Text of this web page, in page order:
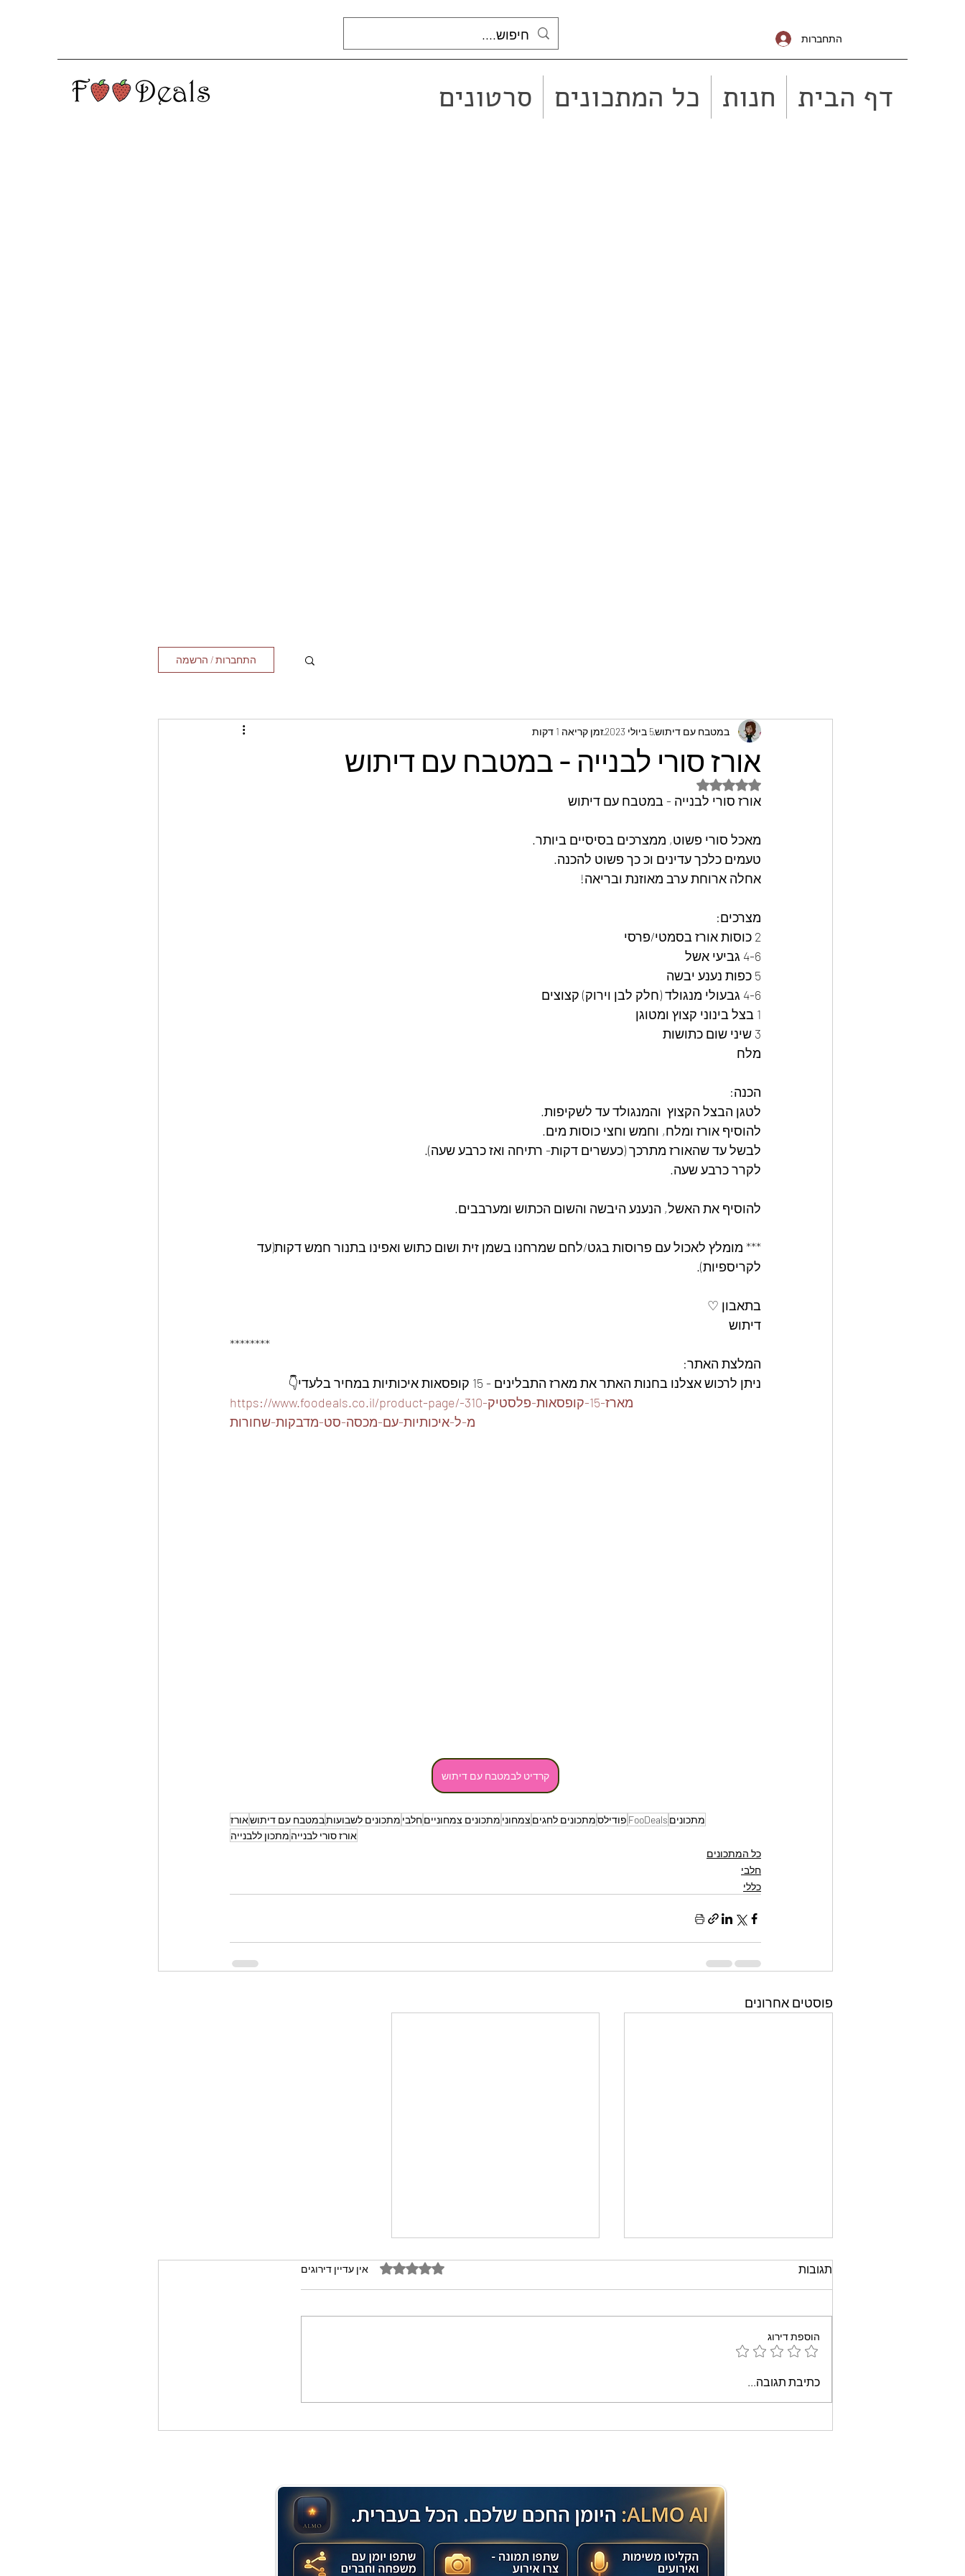
התחברות
דף הבית חנות כל המתכונים סרטונים
התחברות / הרשמה
אורז סורי לבנייה - במטבח עם דיתוש
במטבח עם דיתוש5 ביולי 2023 זמן קריאה 1 דקות
דירוג של NaN מתוך 5 כוכבים
אורז סורי לבנייה - במטבח עם דיתוש
מאכל סורי פשוט, ממצרכים בסיסיים ביותר.
טעמים כלכך עדינים וכ כך פשוט להכנה.
אחלה ארוחת ערב מאוזנת ובריאה!
מצרכים:
2 כוסות אורז בסמטי/פרסי
4-6 גביעי אשל
5 כפות נענע יבשה
4-6 גבעולי מנגולד (חלק לבן וירוק) קצוצים
1 בצל בינוני קצוץ ומטוגן
3 שיני שום כתושות
מלח
הכנה:
לטגן הבצל הקצוץ  והמנגולד עד לשקיפות.
להוסיף אורז ומלח, וחמש וחצי כוסות מים.
לבשל עד שהאורז מתרכך (כעשרים דקות- רתיחה ואז כרבע שעה).
לקרר כרבע שעה.
להוסיף את האשל, הנענע היבשה והשום הכתוש ומערבבים.
*** מומלץ לאכול עם פרוסות בגט/לחם שמרחנו בשמן זית ושום כתוש ואפינו בתנור חמש דקות(עד
לקריספיות).
בתאבון ♡
דיתוש
********
המלצת האתר:
ניתן לרכוש אצלנו בחנות האתר את מארז התבלינים - 15 קופסאות איכותיות במחיר בלעדי👇
https://www.foodeals.co.il/product-page/מארז-15-קופסאות-פלסטיק-310-
מ-ל-איכותיות-עם-מכסה-סט-מדבקות-שחורות
קרדיט לבמטבח עם דיתוש
מתכונים FooDeals פודילסמתכונים לחגים צמחוני מתכונים צמחונייםחלבי מתכונים לשבועותבמטבח עם דיתושאורז
אורז סורי לבנייה מתכון ללבנייה
כל המתכונים
חלבי
כללי
פוסטים אחרונים
עוגת שוקולד קלה וממכרת
תגובות דירוג של 0 מתוך 5 כוכבים אין עדיין דירוגים
הוספת דירוג
כתיבת תגובה...